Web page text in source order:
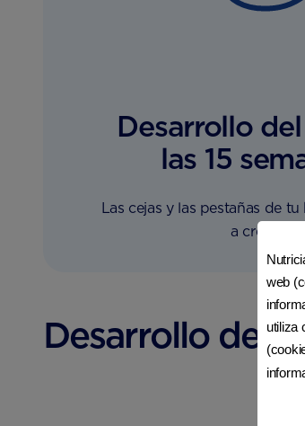
Desarrollo
las 15
Las cejas y las pestañas de
a crecer.
Desarrollo del
web
utiliza